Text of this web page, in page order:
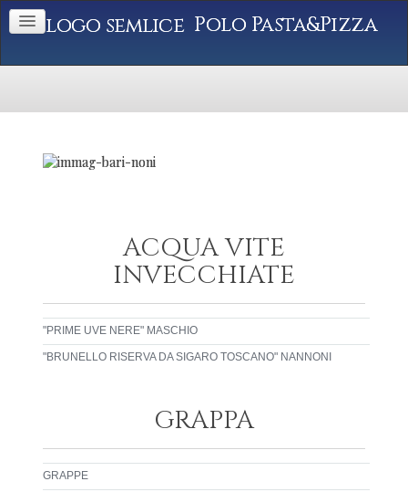
Polo Pasta&Pizza
ACQUA VITE
INVECCHIATE
"PRIME UVE NERE" MASCHIO
"BRUNELLO RISERVA DA SIGARO TOSCANO" NANNONI
GRAPPA
GRAPPE